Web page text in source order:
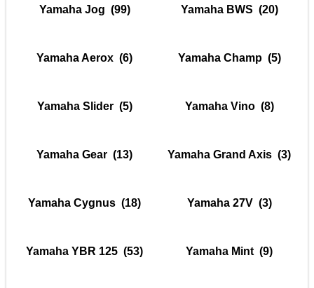
Yamaha Jog (99) Yamaha BWS (20)
Yamaha Aerox (6) Yamaha Champ(5)
Yamaha Slider(5) Yamaha Vino(8)
Yamaha Gear (13) Yamaha Grand Axis (3)
Yamaha Cygnus (18) Yamaha 27V(3)
Yamaha YBR 125 (53) Yamaha Mint (9)